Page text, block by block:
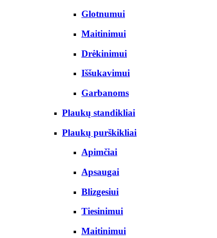
Glotnumui
Maitinimui
Drėkinimui
Iššukavimui
Garbanoms
Plaukų standikliai
Plaukų purškikliai
Apimčiai
Apsaugai
Blizgesiui
Tiesinimui
Maitinimui